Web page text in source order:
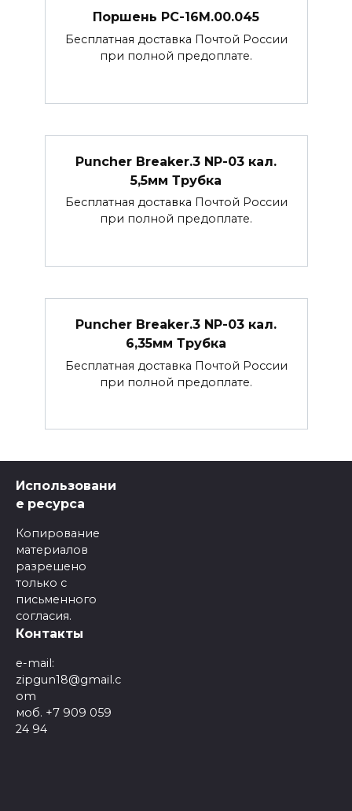
Поршень РС-16М.00.045
Бесплатная доставка Почтой России
при полной предоплате.
Puncher Breaker.3 NP-03 кал.
5,5мм Трубка
Бесплатная доставка Почтой России
при полной предоплате.
Puncher Breaker.3 NP-03 кал.
6,35мм Трубка
Бесплатная доставка Почтой России
при полной предоплате.
Использовани
е ресурса
Копирование
материалов
разрешено
только с
письменного
согласия.
Контакты
e-mail:
zipgun18@gmail.c
om
моб. +7 909 059
24 94